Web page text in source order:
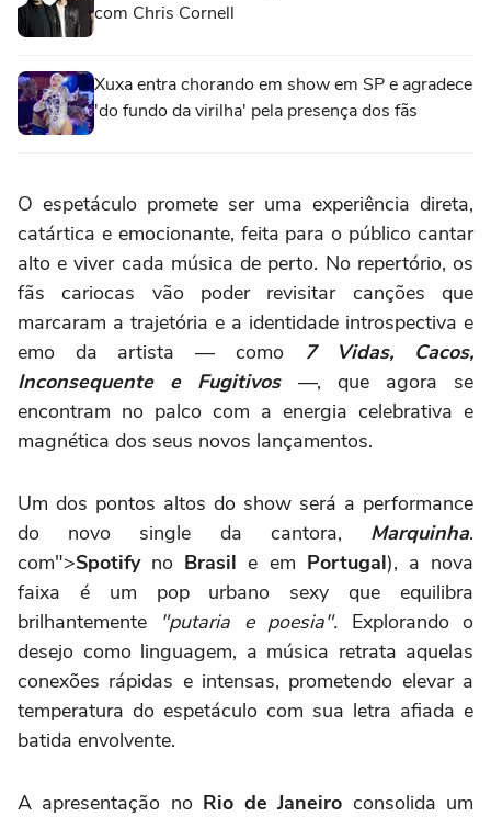
com Chris Cornell
Xuxa entra chorando em show em SP e agradece
'do fundo da virilha' pela presença dos fãs
O espetáculo promete ser uma experiência direta,
catártica e emocionante, feita para o público cantar
alto e viver cada música de perto. No repertório, os
fãs cariocas vão poder revisitar canções que
marcaram a trajetória e a identidade introspectiva e
emo da artista — como
7 Vidas, Cacos,
Inconsequente e Fugitivos—, que agora se
encontram no palco com a energia celebrativa e
magnética dos seus novos lançamentos.
Um dos pontos altos do show será a performance
do novo single da cantora, Marquinha.
com">Spotifyno Brasil e em Portugal), a nova
faixa é um pop urbano sexy que equilibra
brilhantemente "putaria e poesia". Explorando o
desejo como linguagem, a música retrata aquelas
conexões rápidas e intensas, prometendo elevar a
temperatura do espetáculo com sua letra afiada e
batida envolvente.
A apresentação noRio de Janeiro consolida um